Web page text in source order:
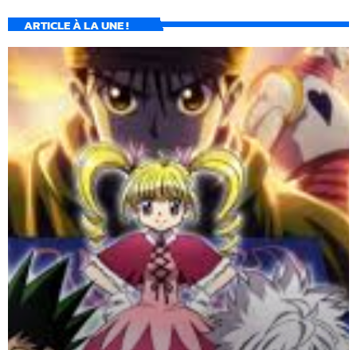
ARTICLE À LA UNE !